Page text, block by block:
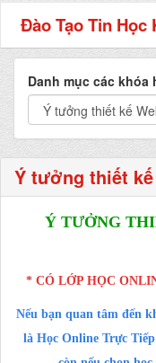
Đào Tạo Tin Học
Danh mục các khóa
Ý tưởng thiết
Ý TƯỞNG
* CÓ LỚP HỌC
Nếu bạn quan tâm đến
là Học Online Trực